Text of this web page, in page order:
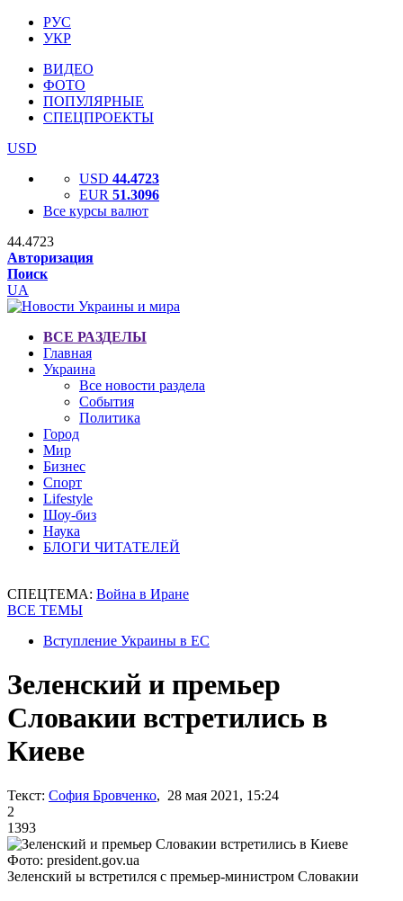
РУС
УКР
ВИДЕО
ФОТО
ПОПУЛЯРНЫЕ
СПЕЦПРОЕКТЫ
USD
USD 44.4723
EUR 51.3096
Все курсы валют
44.4723
Авторизация
Поиск
UA
ВСЕ РАЗДЕЛЫ
Главная
Украина
Все новости раздела
События
Политика
Город
Мир
Бизнес
Спорт
Lifestyle
Шоу-биз
Наука
БЛОГИ ЧИТАТЕЛЕЙ
СПЕЦТЕМА: Война в Иране
ВСЕ ТЕМЫ
Вступление Украины в ЕС
Зеленский и премьер
Словакии встретились в
Киеве
Текст: София Бровченко, 28 мая 2021, 15:24
2
1393
Фото: president.gov.ua
Зеленский ы встретился с премьер-министром Словакии